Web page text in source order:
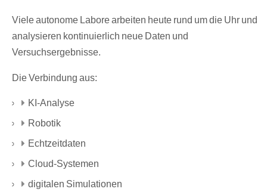
Viele autonome Labore arbeiten heute rund um die Uhr und
analysieren kontinuierlich neue Daten und
Versuchsergebnisse.
Die Verbindung aus:
KI-Analyse
Robotik
Echtzeitdaten
Cloud-Systemen
digitalen Simulationen